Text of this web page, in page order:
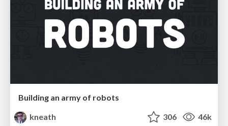
Building an army of robots
kneath
306 46k